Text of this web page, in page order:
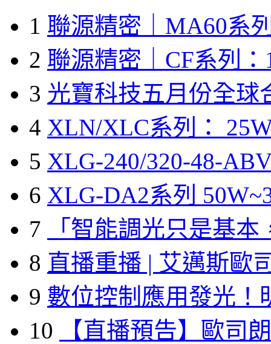
1 聯源精密｜MA60系
2 聯源精密｜CF系列：
3 光寶科技五月份全球
4 XLN/XLC系列：
5 XLG-240/320-48-
6 XLG-DA2系列
7
「智能調光只是基本
8 直播重播 | 艾邁斯歐
9 數位控制應用發光！
10
【直播預告】歐司